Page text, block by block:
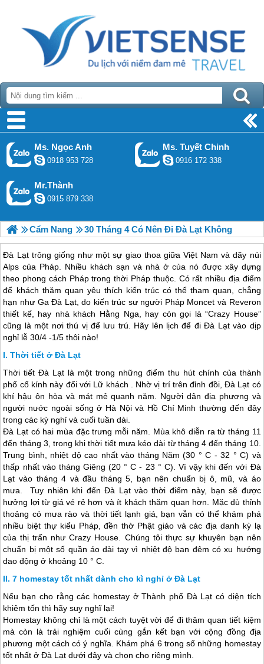
Ms. Ngọc Anh
0918 953 728
Ms. Tuyết Chinh
0916 172 338
Mr.Thành
0915 879 338
Cẩm Nang 30 Tháng 4 Có Nên Đi Đà Lạt Không
Đà Lạt trông giống như một sự giao thoa giữa Việt Nam và dãy núi
Alps của Pháp. Nhiều khách sạn và nhà ở của nó được xây dựng
theo phong cách Pháp trong thời Pháp thuộc. Có rất nhiều địa điểm
để khách thăm quan yêu thích kiến trúc có thể tham quan, chẳng
hạn như Ga Đà Lạt, do kiến trúc sư người Pháp Moncet và Reveron
thiết kế, hay nhà khách Hằng Nga, hay còn gọi là “Crazy House”
cũng là một nơi thú vị để lưu trú. Hãy lên lịch để đi Đà Lạt vào dịp
nghỉ lễ 30/4 -1/5 thôi nào!
Thời tiết ở Đà Lạt
Thời tiếtĐà Lạt là một trong những điểm thu hút chính của thành
phố cổ kính này đối với Lữ khách . Nhờ vị trí trên đỉnh đồi, Đà Lạt có
khí hậu ôn hòa và mát mẻ quanh năm. Người dân địa phương và
người nước ngoài sống ở Hà Nội và Hồ Chí Minh thường đến đây
trong các kỳ nghỉ và cuối tuần dài.
Đà Lạt có hai mùa đặc trưng mỗi năm. Mùa khô diễn ra từ tháng 11
đến tháng 3, trong khi thời tiết mưa kéo dài từ tháng 4 đến tháng 10.
Trung bình, nhiệt độ cao nhất vào tháng Năm (30 ° C - 32 ° C) và
thấp nhất vào tháng Giêng (20 ° C - 23 ° C). Vì vậy khi đến với Đà
Lạt vào tháng 4 và đầu tháng 5, bạn nên chuẩn bị ô, mũ, và áo
mưa. Tuy nhiên khi đếnĐà Lạtvào thời điểm này, bạn sẽ được
hưởng lợi từ giá vé rẻ hơn và ít khách thăm quan hơn. Mặc dù thỉnh
thoảng có mưa rào và thời tiết lạnh giá, bạn vẫn có thể khám phá
nhiều biệt thự kiểu Pháp, đền thờ Phật giáo và các địa danh kỳ lạ
của thị trấn như Crazy House. Chúng tôi thực sự khuyên bạn nên
chuẩn bị một số quần áo dài tay vì nhiệt độ ban đêm có xu hướng
dao động ở khoảng 10 ° C.
7 homestay tốt nhất dành cho kì nghỉ ở Đà Lạt
Nếu bạn cho rằng các homestay ở Thành phố Đà Lạt có diện tích
khiêm tốn thì hãy suy nghĩ lại!
Homestay không chỉ là một cách tuyệt vời để đi thăm quan tiết kiệm
mà còn là trải nghiệm cuối cùng gắn kết bạn với cộng đồng địa
phương một cách có ý nghĩa. Khám phá 6 trong số những homestay
tốt nhất ởĐà Lạt dưới đây và chọn cho riêng mình.